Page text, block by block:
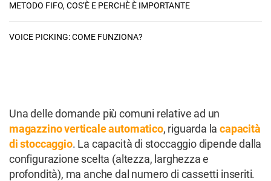
Una delle domande più comuni relative ad un
magazzino verticale automatico, riguarda lacapacità
di stoccaggio. La capacità di stoccaggio dipende dalla
configurazione scelta (altezza, larghezza e
profondità), ma anche dal numero di cassetti inseriti.
METODO FIFO, COS’È E PERCHÈ È IMPORTANTE
VOICE PICKING: COME FUNZIONA?